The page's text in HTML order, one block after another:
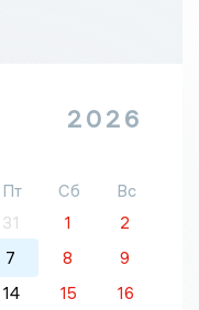
2026
Пт Сб
Вс
31 1
2
7 8
9
14 15
16